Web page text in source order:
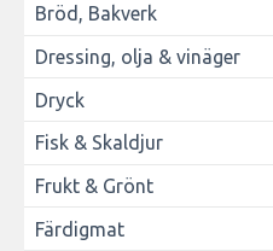
Bröd, Bakverk
Dressing, olja & vinäger
Dryck
Fisk & Skaldjur
Frukt & Grönt
Färdigmat